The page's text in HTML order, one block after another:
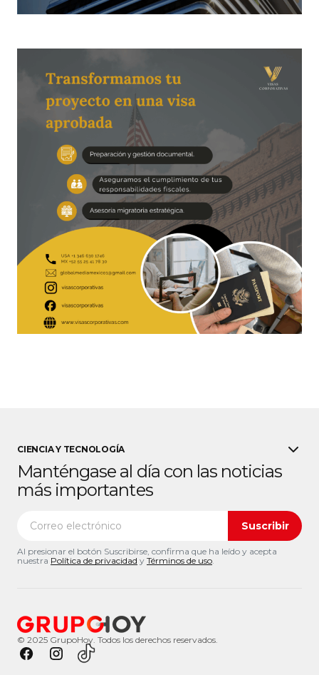
CIENCIA Y TECNOLOGÍA
Manténgase al día con las noticias
más importantes
Suscribir
Al presionar el botón Suscribirse, confirma que ha leído y acepta
nuestra Política de privacidad y Términos de uso.
© 2025 GrupoHoy. Todos los derechos reservados.